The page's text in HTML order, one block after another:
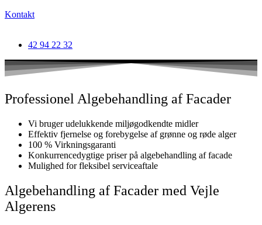
Kontakt
42 94 22 32
Professionel Algebehandling af Facader
Vi bruger udelukkende miljøgodkendte midler
Effektiv fjernelse og forebygelse af grønne og røde alger
100 % Virkningsgaranti
Konkurrencedygtige priser på algebehandling af facade
Mulighed for fleksibel serviceaftale
Algebehandling af Facader med Vejle
Algerens